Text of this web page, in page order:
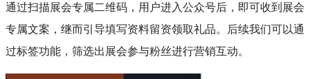
通过扫描展会专属二维码，用户进入公众号后，即可收到展会
专属文案，继而引导填写资料留资领取礼品。后续我们可以通
过标签功能，筛选出展会参与粉丝进行营销互动。